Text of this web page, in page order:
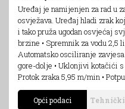
Uređaj je namijenjen za rad u
osvježava. Uređaj hladi zrak
i tako pruža ugodan osvjećaj
brzine • Spremnik za vodu 2,5
Automatsko osciliranje
gore-dolje • Uklonjivi kotačići
Protok zraka 5,95 m/min •
Opći podaci